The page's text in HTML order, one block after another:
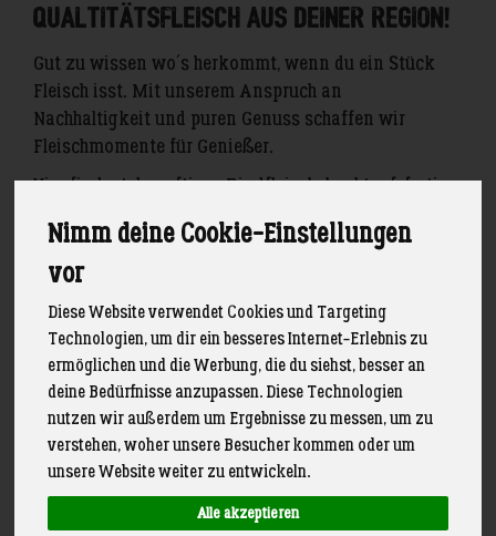
Nimm deine Cookie-Einstellungen
vor
Diese Website verwendet Cookies und Targeting
Technologien, um dir ein besseres Internet-Erlebnis zu
ermöglichen und die Werbung, die du siehst, besser an
deine Bedürfnisse anzupassen. Diese Technologien
nutzen wir außerdem um Ergebnisse zu messen, um zu
verstehen, woher unsere Besucher kommen oder um
unsere Website weiter zu entwickeln.
Alle akzeptieren
Qualtitätsfleisch aus deiner Region!
Gut zu wissen wo´s herkommt, wenn du ein Stück
Fleisch isst. Mit unserem Anspruch an
Nachhaltigkeit und puren Genuss schaffen wir
Fleischmomente für Genießer.
Hier findest du saftiges Rindfleisch, kochtopf-fertige
Snacks. Immer bestellbar, aber natürlich nur lieferbar
solange der Vorrat reicht.
Melde dich gern für unsere
Schlemmerpost
keine Aktion mehr zu verpassen